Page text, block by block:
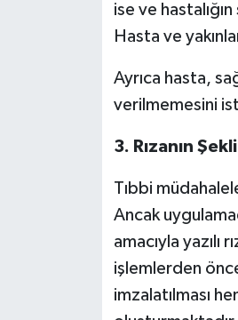
ise ve
Hasta ve
Ayrıca hasta,
verilmemesini
3. Rızanın
Tıbbi
Ancak
amacıyla
işlemlerden
imzalatılması